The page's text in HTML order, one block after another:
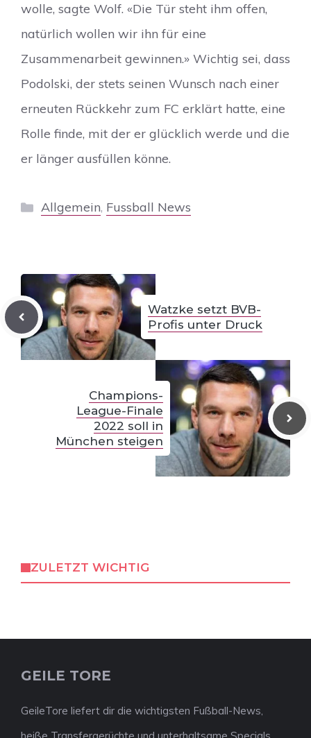
wolle, sagte Wolf. «Die Tür steht ihm offen,
natürlich wollen wir ihn für eine
Zusammenarbeit gewinnen.» Wichtig sei, dass
Podolski, der stets seinen Wunsch nach einer
erneuten Rückkehr zum FC erklärt hatte, eine
Rolle finde, mit der er glücklich werde und die
er länger ausfüllen könne.
Kategorien
Allgemein, Fussball News
Watzke setzt BVB-
Profis unter Druck
Champions-
League-Finale
2022 soll in
München steigen
ZULETZT WICHTIG
GEILE TORE
GeileTore liefert dir die wichtigsten Fußball-News,